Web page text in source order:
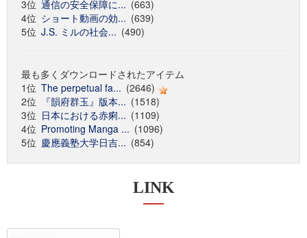
3位 通信の安全保障に... (663)
4位 ショート動画の効... (639)
5位 J.S. ミルの社会... (490)
最も多くダウンロードされたアイテム
1位 The perpetual fa... (2646)
2位
『韻府群玉』版本... (1518)
3位 日本における赤痢... (1109)
4位 Promoting Manga ... (1096)
5位 慶應義塾大学日吉... (854)
LINK